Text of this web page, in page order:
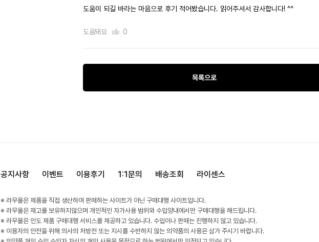
도움이 되길 바라는 마음으로 후기 적어봤습니다. 읽어주셔서 감사합니다! ^^
도움돼요 0
목록으로
공지사항 이벤트 이용후기 1:1문의 배송조회 라이센스
※ 라무몰은 제품을 직접 생산하여 판매하는 사이트가 아닌 구매대행 사이트입니다.
※ 라무몰은 재고를 보유하지않으며 개인적인 자가사용 범위와 수입양내에서만 구매대행을 해드립니다.
※ 라무몰은 인도 제품 구매대행 서비스를 제공하고 있습니다. 수입이나 판매는 진행하지 않고 있습니다.
※ 이용자의 안전을 위해 의사의 처방전 또는 지시를 수반하지 않는 의약품의 사용은 삼가 주시기 바랍니다.